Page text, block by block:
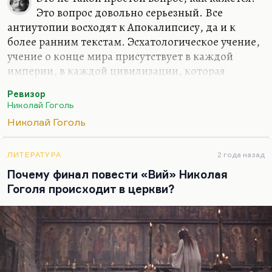
Это вопрос довольно серьезный. Все
антиутопии восходят к Апокалипсису, да и к
более ранним текстам. Эсхатологическое учение,
учение о конце мира присутствует в каждой
империи, в каждой цивилизации, которая
имеет конца, не имеет смысла. Поэтому я думаю,
учением. Особенно это актуально в России, где
заменителем совести является ревизор –
чиновник, который приезжает и всех наказывает.
Если помните, сатира Гоголя имеет как бы три
слоя – слой бытовой (пьеса о ревизоре), слой
мистический (Хлестаков как…
Ревизор
Николай Гоголь
Николай Гоголь
ЛИТЕРАТУРА 2 года назад
Почему финал повести «Вий» Николая
Гоголя происходит в церкви?